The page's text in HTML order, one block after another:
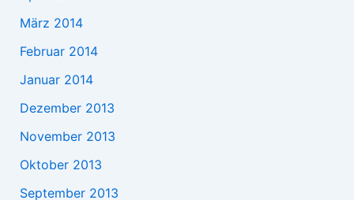
März 2014
Februar 2014
Januar 2014
Dezember 2013
November 2013
Oktober 2013
September 2013